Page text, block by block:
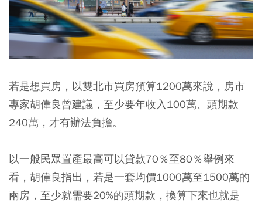
若是想買房，以雙北市買房預算1200萬來說，房市
專家胡偉良曾建議，至少要年收入100萬、頭期款
240萬，才有辦法負擔。
以一般民眾置產最高可以貸款70％至80％舉例來
看，胡偉良指出，若是一套均價1000萬至1500萬的
兩房，至少就需要20%的頭期款，換算下來也就是